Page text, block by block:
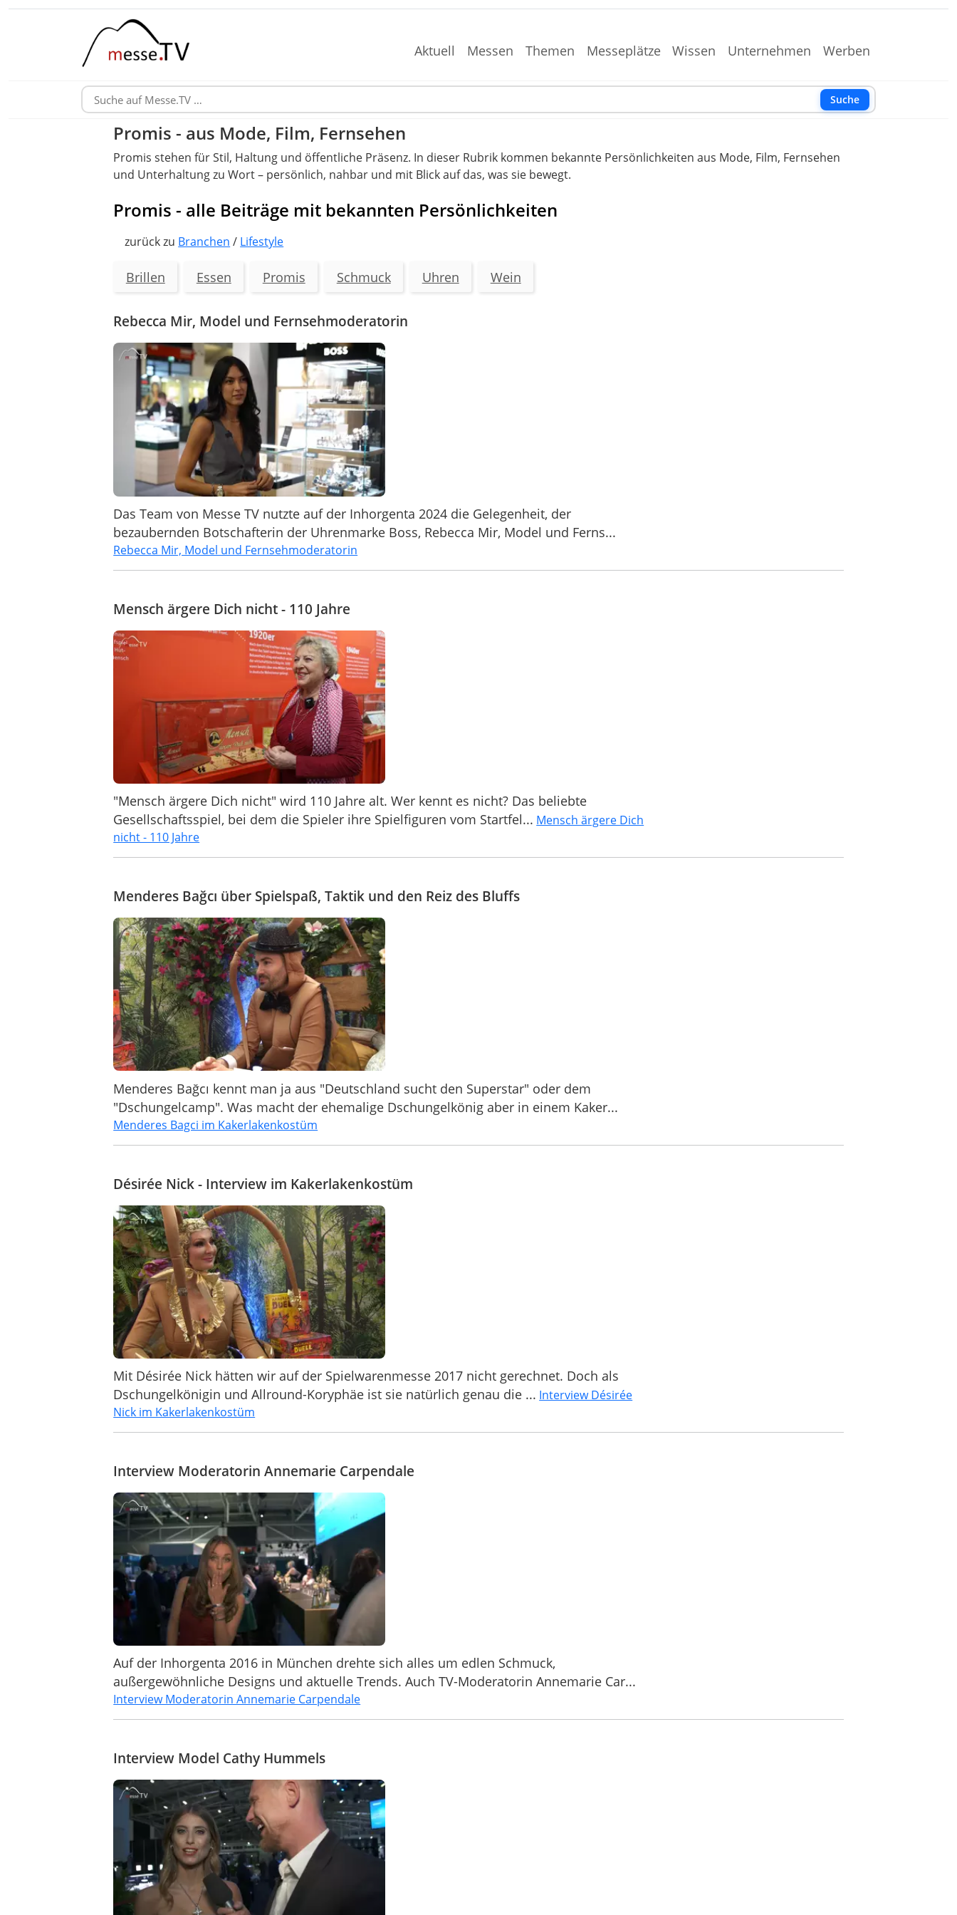
Aktuell Messen Themen Messeplätze Wissen Unternehmen Werben
Suche
Promis - aus Mode, Film, Fernsehen
Promis stehen für Stil, Haltung und öffentliche Präsenz. In dieser Rubrik kommen bekannte Persönlichkeiten aus Mode, Film, Fernsehen
und Unterhaltung zu Wort – persönlich, nahbar und mit Blick auf das, was sie bewegt.
Promis - alle Beiträge mit bekannten Persönlichkeiten
zurück zu Branchen / Lifestyle
Brillen Essen Promis Schmuck Uhren Wein
Rebecca Mir, Model und Fernsehmoderatorin
Das Team von Messe TV nutzte auf der Inhorgenta 2024 die Gelegenheit, der
bezaubernden Botschafterin der Uhrenmarke Boss, Rebecca Mir, Model und Ferns...
Rebecca Mir, Model und Fernsehmoderatorin
Mensch ärgere Dich nicht - 110 Jahre
"Mensch ärgere Dich nicht" wird 110 Jahre alt. Wer kennt es nicht? Das beliebte
Gesellschaftsspiel, bei dem die Spieler ihre Spielfiguren vom Startfel... Mensch ärgere Dich
nicht - 110 Jahre
Menderes Bağcı über Spielspaß, Taktik und den Reiz des Bluffs
Menderes Bağcı kennt man ja aus "Deutschland sucht den Superstar" oder dem
"Dschungelcamp". Was macht der ehemalige Dschungelkönig aber in einem Kaker...
Menderes Bagci im Kakerlakenkostüm
Désirée Nick - Interview im Kakerlakenkostüm
Mit Désirée Nick hätten wir auf der Spielwarenmesse 2017 nicht gerechnet. Doch als
Dschungelkönigin und Allround-Koryphäe ist sie natürlich genau die ... Interview Désirée
Nick im Kakerlakenkostüm
Interview Moderatorin Annemarie Carpendale
Auf der Inhorgenta 2016 in München drehte sich alles um edlen Schmuck,
außergewöhnliche Designs und aktuelle Trends. Auch TV-Moderatorin Annemarie Car...
Interview Moderatorin Annemarie Carpendale
Interview Model Cathy Hummels